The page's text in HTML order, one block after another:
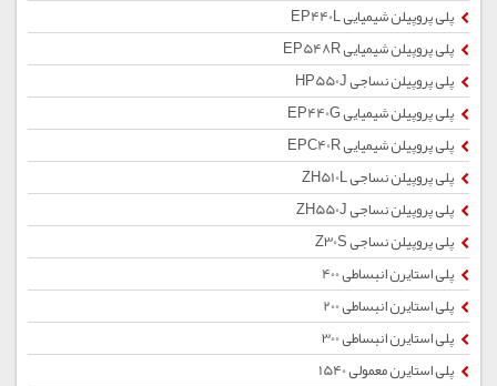
پلی پروپیلن شیمیایی EP440L
پلی پروپیلن شیمیایی EP548R
پلی پروپیلن نساجی HP550J
پلی پروپیلن شیمیایی EP440G
پلی پروپیلن شیمیایی EPC40R
پلی پروپیلن نساجی ZH510L
پلی پروپیلن نساجی ZH550J
پلی پروپیلن نساجی Z30S
پلی استایرن انبساطی 400
پلی استایرن انبساطی 200
پلی استایرن انبساطی 300
پلی استایرن معمولی 1540